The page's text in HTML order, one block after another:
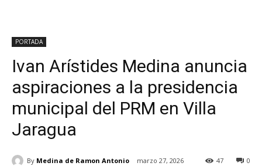
PORTADA
Ivan Arístides Medina anuncia
aspiraciones a la presidencia
municipal del PRM en Villa
Jaragua
By Medina de Ramon Antonio marzo 27, 2026 0
47